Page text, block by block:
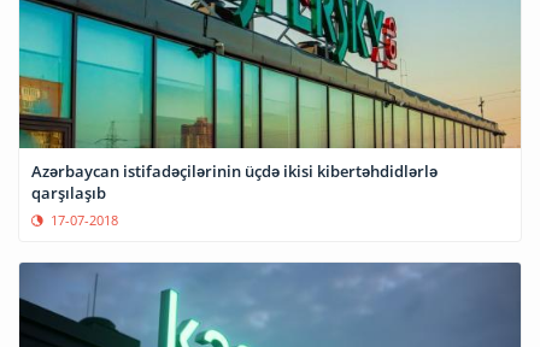
Azərbaycan istifadəçilərinin üçdə ikisi kibertəhdidlərlə
qarşılaşıb
17-07-2018